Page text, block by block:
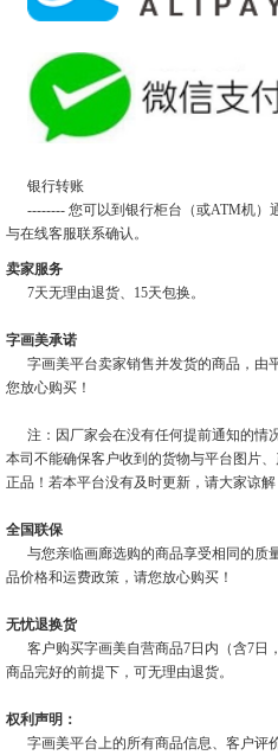
银行转账
-------- 您可以到银行柜台（或ATM机）
与在线客服联系确认。
卖家服务
7天无理由退货、15天包换。
字画美承诺
字画美平台卖家销售并发货的商品，由
您放心购买！
注：因厂家会在没有任何提前通知的情
本司不能确保客户收到的货物与平台图片
正品！若本平台没有及时更新，请大家谅解
全国联保
与您亲临画廊选购的商品享受相同的质
品价格和运费政策，请您放心购买！
无忧退换货
客户购买字画美自营商品7日内（含7日
商品完好的前提下，可无理由退货。
权利声明：
字画美平台上的所有商品信息、客户评